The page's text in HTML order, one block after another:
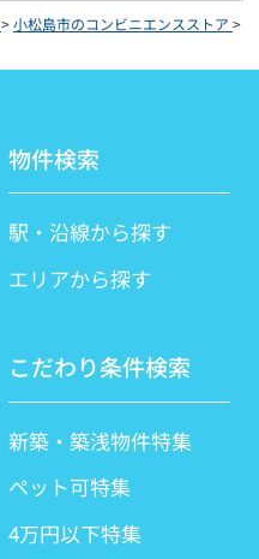
>小松島市のコンビニエンスストア >
物件検索
駅・沿線から探す
エリアから探す
こだわり条件検索
新築・築浅物件特集
ペット可特集
4万円以下特集